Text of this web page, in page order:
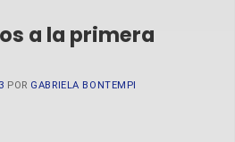
a la primera
POR GABRIELA BONTEMPI